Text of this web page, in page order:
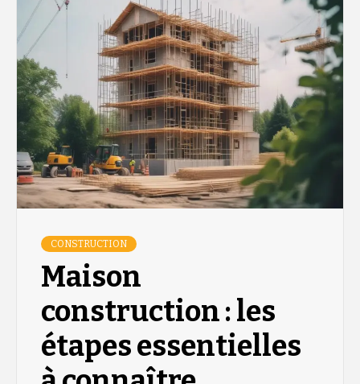
CONSTRUCTION
Maison
construction : les
étapes essentielles